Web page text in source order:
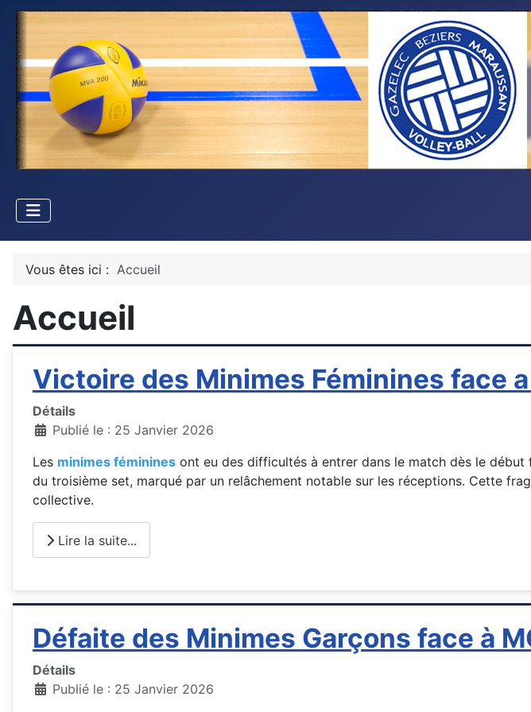
Vous êtes ici : Accueil
Accueil
Victoire des Minimes Féminines face
Détails
Publié le : 25 Janvier 2026
Les minimes féminines ont eu des difficultés à entrer dans le match dès le début
du troisième set, marqué par un relâchement notable sur les réceptions. Cette
collective.
Lire la suite...
Défaite des Minimes Garçons face à
Détails
Publié le : 25 Janvier 2026